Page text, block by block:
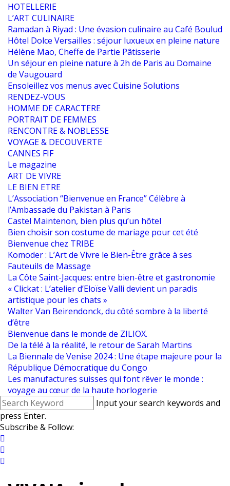
HOTELLERIE
L’ART CULINAIRE
Ramadan à Riyad : Une évasion culinaire au Café Boulud
Hôtel Dolce Versailles : séjour luxueux en pleine nature
Hélène Mao, Cheffe de Partie Pâtisserie
Un séjour en pleine nature à 2h de Paris au Domaine
de Vaugouard
Ensoleillez vos menus avec Cuisine Solutions
RENDEZ-VOUS
HOMME DE CARACTERE
PORTRAIT DE FEMMES
RENCONTRE & NOBLESSE
VOYAGE & DECOUVERTE
CANNES FIF
Le magazine
ART DE VIVRE
LE BIEN ETRE
L’Association “Bienvenue en France” Célèbre à
l’Ambassade du Pakistan à Paris
Castel Maintenon, bien plus qu’un hôtel
Bien choisir son costume de mariage pour cet été
Bienvenue chez TRIBE
Komoder : L’Art de Vivre le Bien-Être grâce à ses
Fauteuils de Massage
La Côte Saint-Jacques: entre bien-être et gastronomie
« Clickat : L’atelier d’Eloïse Valli devient un paradis
artistique pour les chats »
Walter Van Beirendonck, du côté sombre à la liberté
d’être
Bienvenue dans le monde de ZILIOX.
De la télé à la réalité, le retour de Sarah Martins
La Biennale de Venise 2024 : Une étape majeure pour la
République Démocratique du Congo
Les manufactures suisses qui font rêver le monde :
voyage au cœur de la haute horlogerie
Input your search keywords and
press Enter.
Subscribe & Follow: